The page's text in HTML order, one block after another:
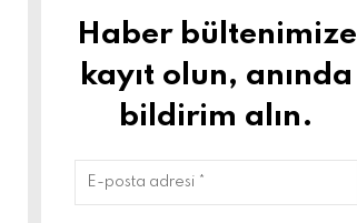
Haber bültenimize
kayıt olun, anında
bildirim alın.